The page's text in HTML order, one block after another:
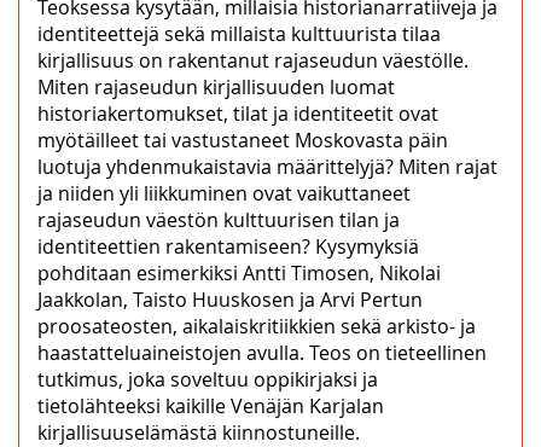
Teoksessa kysytään, millaisia historianarratiiveja ja
identiteettejä sekä millaista kulttuurista tilaa
kirjallisuus on rakentanut rajaseudun väestölle.
Miten rajaseudun kirjallisuuden luomat
historiakertomukset, tilat ja identiteetit ovat
myötäilleet tai vastustaneet Moskovasta päin
luotuja yhdenmukaistavia määrittelyjä? Miten rajat
ja niiden yli liikkuminen ovat vaikuttaneet
rajaseudun väestön kulttuurisen tilan ja
identiteettien rakentamiseen? Kysymyksiä
pohditaan esimerkiksi Antti Timosen, Nikolai
Jaakkolan, Taisto Huuskosen ja Arvi Pertun
proosateosten, aikalaiskritiikkien sekä arkisto- ja
haastatteluaineistojen avulla. Teos on tieteellinen
tutkimus, joka soveltuu oppikirjaksi ja
tietolähteeksi kaikille Venäjän Karjalan
kirjallisuuselämästä kiinnostuneille.